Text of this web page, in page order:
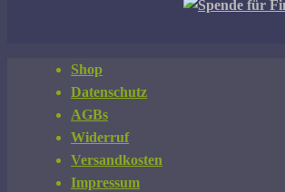
Shop
Datenschutz
AGBs
Widerruf
Versandkosten
Impressum